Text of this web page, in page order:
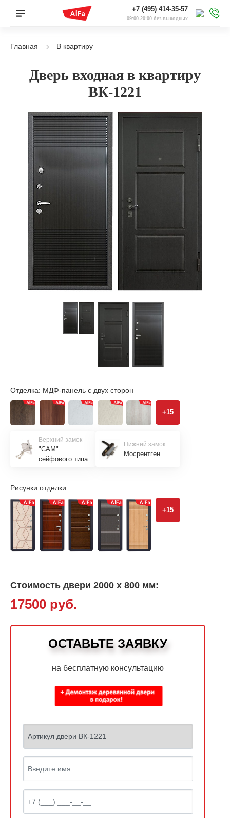
+7 (495) 414-35-57
09:00-20:00 без выходных
Главная В квартиру
Дверь входная в квартиру
ВК-1221
Отделка: МДФ-панель с двух сторон
+15
Верхний замок
"САМ"
сейфового типа
Нижний замок
Мосрентген
Рисунки отделки:
+15
Стоимость двери 2000 х 800 мм:
17500 руб.
ОСТАВЬТЕ ЗАЯВКУ
на бесплатную консультацию